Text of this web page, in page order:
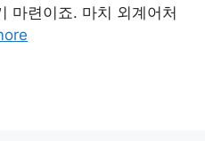
마련이죠. 마치 외계어처